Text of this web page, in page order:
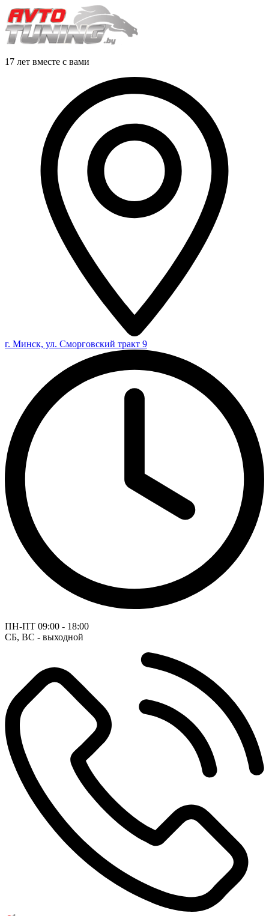
17 лет вместе с вами
г. Минск, ул. Сморговский тракт 9
ПН-ПТ 09:00 - 18:00
СБ, ВС - выходной